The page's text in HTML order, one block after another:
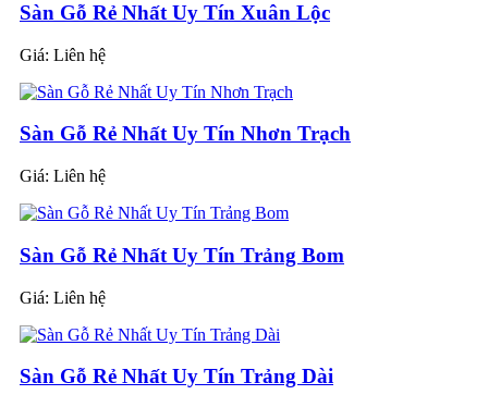
Sàn Gỗ Rẻ Nhất Uy Tín Xuân Lộc
Giá: Liên hệ
Sàn Gỗ Rẻ Nhất Uy Tín Nhơn Trạch
Giá: Liên hệ
Sàn Gỗ Rẻ Nhất Uy Tín Trảng Bom
Giá: Liên hệ
Sàn Gỗ Rẻ Nhất Uy Tín Trảng Dài